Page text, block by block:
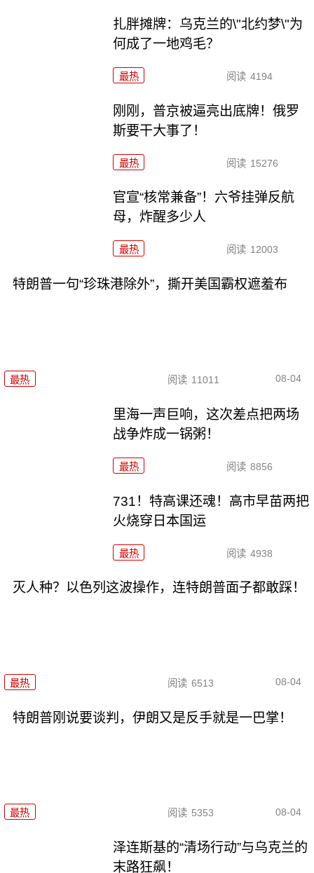
扎胖摊牌：乌克兰的\"北约梦\"为
何成了一地鸡毛？
最热 阅读 4194
刚刚，普京被逼亮出底牌！俄罗
斯要干大事了！
最热 阅读 15276
官宣“核常兼备”！六爷挂弹反航
母，炸醒多少人
最热 阅读 12003
特朗普一句“珍珠港除外”，撕开美国霸权遮羞布
最热 阅读 11011 08-04
里海一声巨响，这次差点把两场
战争炸成一锅粥！
最热 阅读 8856
731！特高课还魂！高市早苗两把
火烧穿日本国运
最热 阅读 4938
灭人种？以色列这波操作，连特朗普面子都敢踩！
最热 阅读 6513 08-04
特朗普刚说要谈判，伊朗又是反手就是一巴掌！
最热 阅读 5353 08-04
泽连斯基的“清场行动”与乌克兰的
末路狂飙！